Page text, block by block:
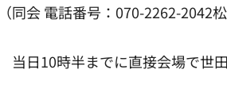
会 電話番号：070-2262-2042松
10時半までに直接会場で世